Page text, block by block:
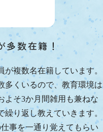
多数在籍！
複数名在籍しています。
多くいるので、教育環境は
よそ3か月間雑用も兼ねな
り返し教えていきます。
事を一通り覚えてもらい